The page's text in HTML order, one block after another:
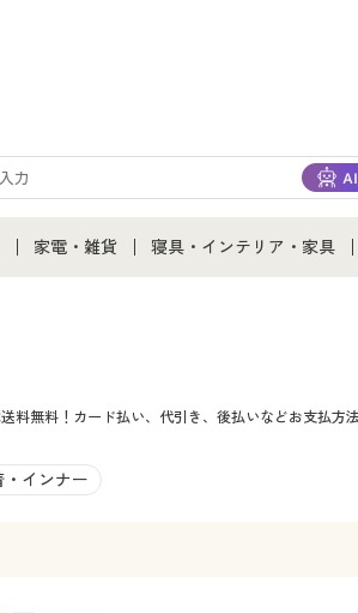
着
家電・雑貨
キッチン・雑貨・日用品
寝具・インテリア・家具
寝具・ベッド
無料！カード払い、代引き、後払いなどお支払方
・インナー